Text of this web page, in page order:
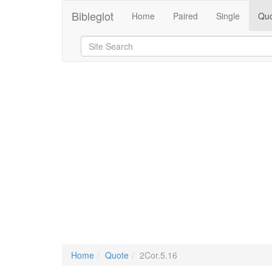
Bibleglot Home Paired Single
Home Quote 2Cor.5.16